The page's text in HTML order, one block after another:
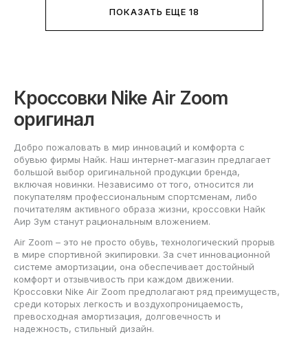
ПОКАЗАТЬ ЕЩЕ 18
Кроссовки Nike Air Zoom
оригинал
Добро пожаловать в мир инноваций и комфорта с
обувью фирмы Найк. Наш интернет-магазин предлагает
большой выбор оригинальной продукции бренда,
включая новинки. Независимо от того, относится ли
покупателям профессиональным спортсменам, либо
почитателям активного образа жизни, кроссовки Найк
Аир Зум станут рациональным вложением.
Air Zoom – это не просто обувь, технологический прорыв
в мире спортивной экипировки. За счет инновационной
системе амортизации, она обеспечивает достойный
комфорт и отзывчивость при каждом движении.
Кроссовки Nike Air Zoom предполагают ряд преимуществ,
среди которых легкость и воздухопроницаемость,
превосходная амортизация, долговечность и
надежность, стильный дизайн.